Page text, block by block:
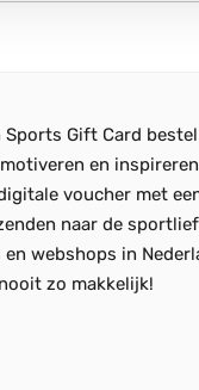
Gift Card
en
voucher met
naar de
webshops in
zo makkelijk!